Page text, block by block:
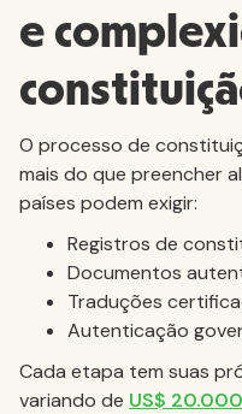
e
O processo de
mais do que preencher
países podem exigir:
Registros de
Documentos
Traduções
Autenticação
Cada etapa tem suas
variando de US$